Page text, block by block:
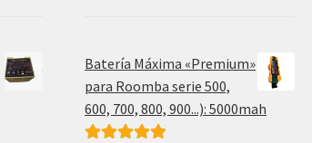
Batería Máxima «Premium»
para Roomba serie 500,
600, 700, 800, 900...): 5000mah